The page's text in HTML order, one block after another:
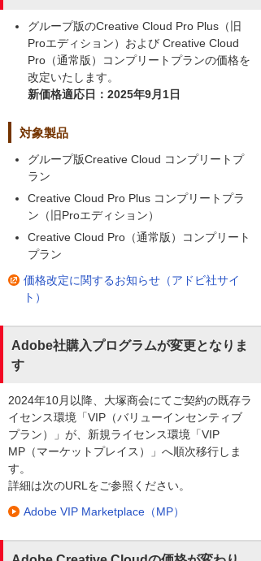
グループ版のCreative Cloud Pro Plus（旧
Proエディション）および Creative Cloud
Pro（通常版）コンプリートプランの価格を
改定いたします。
新価格適応日：2025年9月1日
対象製品
グループ版Creative Cloud コンプリートプ
ラン
Creative Cloud Pro Plus コンプリートプラ
ン（旧Proエディション）
Creative Cloud Pro（通常版）コンプリート
プラン
価格改定に関するお知らせ（アドビ社サイ
ト）
Adobe社購入プログラムが変更となりま
す
2024年10月以降、大塚商会にてご契約の既存ラ
イセンス環境「VIP（バリューインセンティブ
プラン）」が、新規ライセンス環境「VIP
MP（マーケットプレイス）」へ順次移行しま
す。
詳細は次のURLをご参照ください。
Adobe VIP Marketplace（MP）